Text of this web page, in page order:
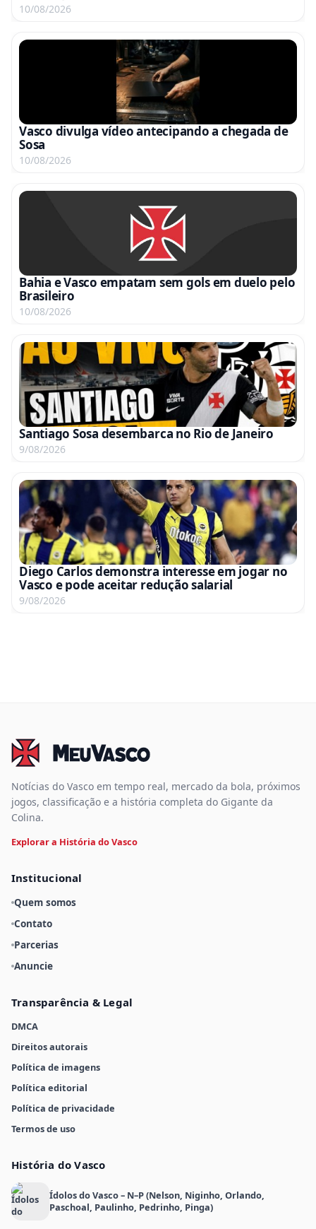
10/08/2026
Vasco divulga vídeo antecipando a chegada de
Sosa
10/08/2026
Bahia e Vasco empatam sem gols em duelo pelo
Brasileiro
10/08/2026
Santiago Sosa desembarca no Rio de Janeiro
9/08/2026
Diego Carlos demonstra interesse em jogar no
Vasco e pode aceitar redução salarial
9/08/2026
Notícias do Vasco em tempo real, mercado da bola, próximos
jogos, classificação e a história completa do Gigante da
Colina.
Explorar a História do Vasco
Institucional
Quem somos
Contato
Parcerias
Anuncie
Transparência & Legal
DMCA
Direitos autorais
Política de imagens
Política editorial
Política de privacidade
Termos de uso
História do Vasco
Ídolos do Vasco – N–P (Nelson, Niginho, Orlando,
Paschoal, Paulinho, Pedrinho, Pinga)